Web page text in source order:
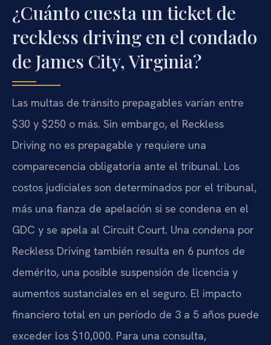
¿Cuánto cuesta un ticket de
reckless driving en el condado
de James City, Virginia?
Las multas de tránsito prepagables varían entre
$30 y $250 o más. Sin embargo, el Reckless
Driving no es prepagable y requiere una
comparecencia obligatoria ante el tribunal. Los
costos judiciales son determinados por el tribunal,
más una fianza de apelación si se condena en el
GDC y se apela al Circuit Court. Una condena por
Reckless Driving también resulta en 6 puntos de
demérito, una posible suspensión de licencia y
aumentos sustanciales en el seguro. El impacto
financiero total en un período de 3 a 5 años puede
exceder los $10,000. Para una consulta,